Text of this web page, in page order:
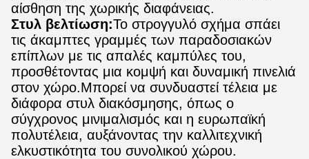
αίσθηση της χωρικής διαφάνειας.
Στυλ βελτίωση:Το στρογγυλό σχήμα σπάει
τις άκαμπτες γραμμές των παραδοσιακών
επίπλων με τις απαλές καμπύλες του,
προσθέτοντας μια κομψή και δυναμική πινελιά
στον χώρο.Μπορεί να συνδυαστεί τέλεια με
διάφορα στυλ διακόσμησης, όπως ο
σύγχρονος μινιμαλισμός και η ευρωπαϊκή
πολυτέλεια, αυξάνοντας την καλλιτεχνική
ελκυστικότητα του συνολικού χώρου.